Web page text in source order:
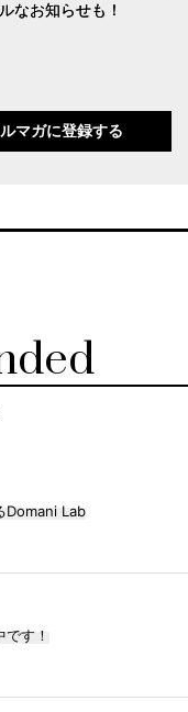
なお知らせも！
マガに登録する
Domani Lab
す！